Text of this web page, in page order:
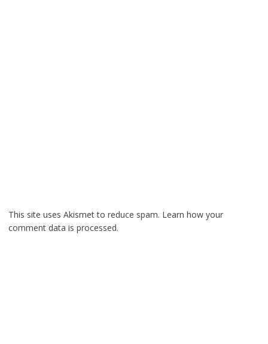
This site uses Akismet to reduce spam. Learn how your
comment data is processed.